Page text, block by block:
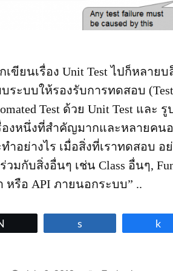
เขียนเรื่อง Unit Test ไปก็หลาย
ระบบให้รองรับการทดสอบ
Test ด้วย Unit Test และ
องหนึ่งที่สำคัญมากและหลายคน
ำอย่างไร เมื่อสิ่งที่เราทดสอบ อ
วมกับสิ่งอื่นๆ เช่น Class อื่นๆ,
หรือ API ภายนอกระบบ” ..